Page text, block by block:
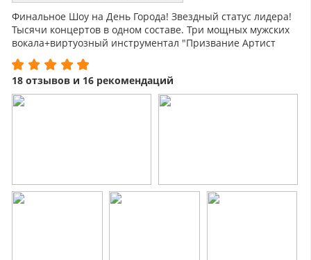
Финальное Шоу на День Города! Звездный статус лидера!
Тысячи концертов в одном составе. Три мощных мужских
вокала+виртуозный инструментал "Призвание Артист
2018". Бэк-лайн, ИП.
18 отзывов и 16 рекомендаций